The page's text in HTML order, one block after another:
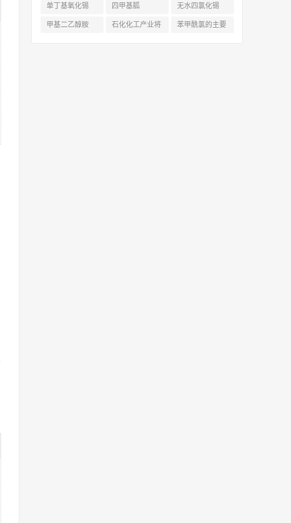
化剂(6)
|凯茵化工前置仓
+数字化驱动，
锡(8)
单丁基氧化锡
(8)
四甲基胍
（Tetramethylg
无水四氯化锡
(6)
甲基二乙醇胺
石化化工产业将
苯甲酰氯的主要